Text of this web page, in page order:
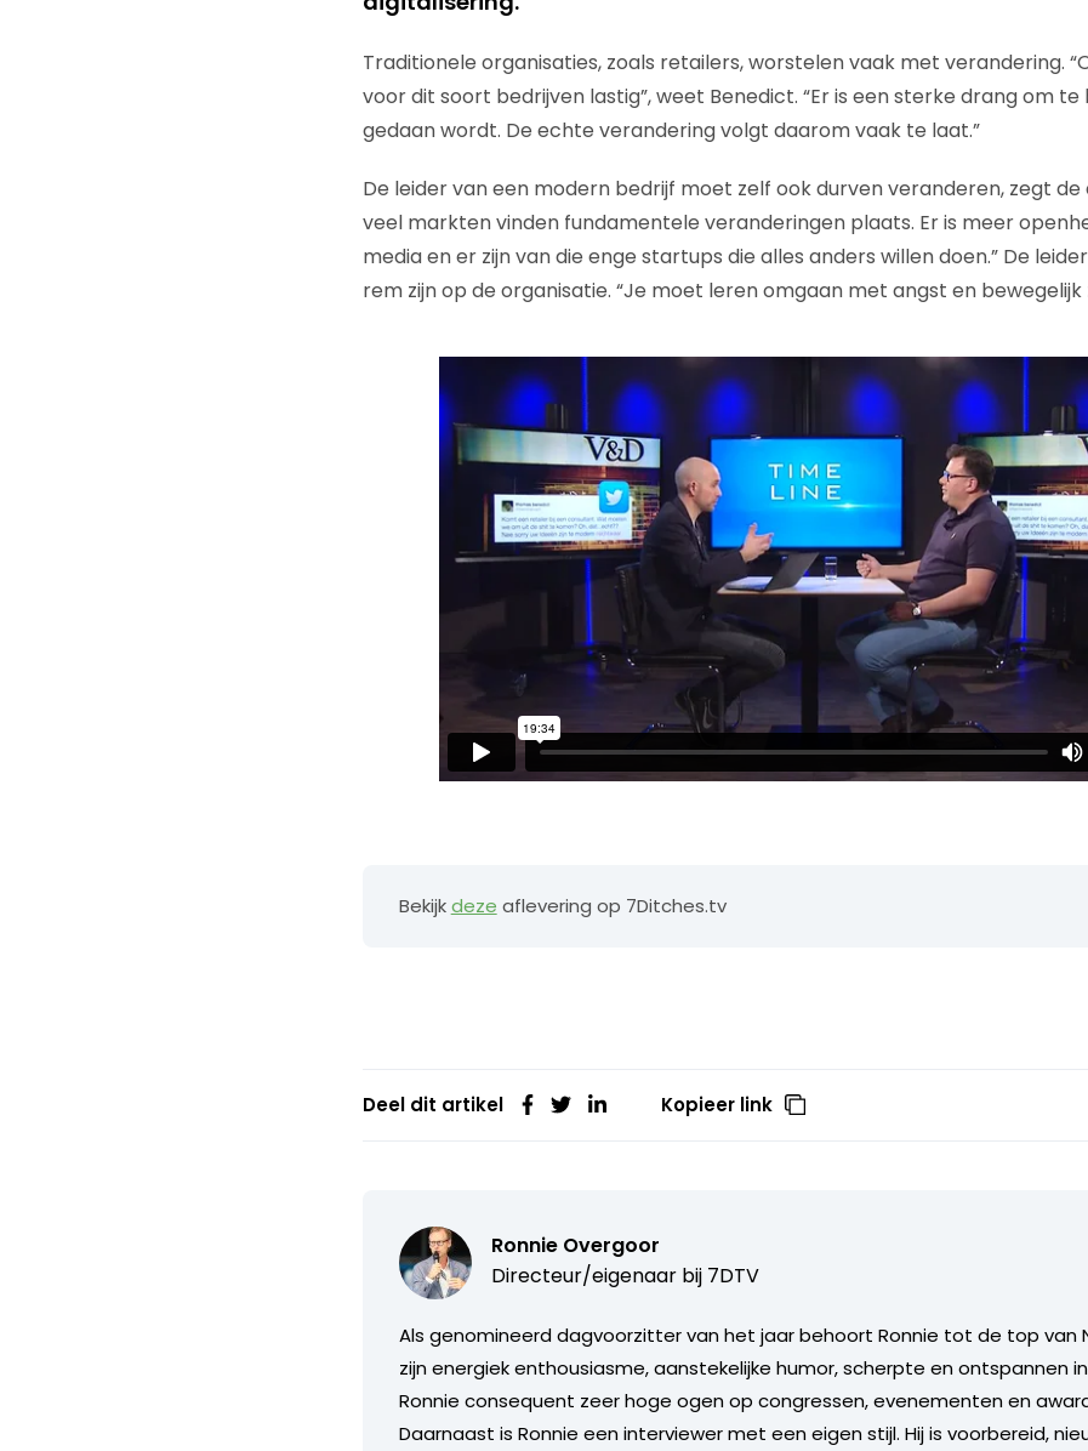
Traditionele organisaties, zoals retailers, worstelen vaak met verandering.
voor dit soort bedrijven lastig”, weet Benedict. “Er is een sterke drang om
gedaan wordt. De echte verandering volgt daarom vaak te laat.”
De leider van een modern bedrijf moet zelf ook durven veranderen, zegt de
veel markten vinden fundamentele veranderingen plaats. Er is meer
media en er zijn van die enge startups die alles anders willen doen.” De
rem zijn op de organisatie. “Je moet leren omgaan met angst en bewegelijk
Bekijkdeze aflevering op 7Ditches.tv
Deel dit artikel Kopieer link
Ronnie Overgoor
Directeur/eigenaar bij 7DTV
Als genomineerd dagvoorzitter van het jaar behoort Ronnie tot de top van
zijn energiek enthousiasme, aanstekelijke humor, scherpte en ontspannen
Ronnie consequent zeer hoge ogen op congressen, evenementen en
Daarnaast is Ronnie een interviewer met een eigen stijl. Hij is voorbereid,